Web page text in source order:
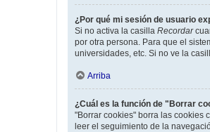
¿Por qué mi sesión de usuario
Si no activa la casilla Recordar
por otra persona. Para que el
universidades, etc. Si no ve la
Arriba
¿Cuál es la función de "Borrar
"Borrar cookies" borra las cookies
leer el seguimiento de la